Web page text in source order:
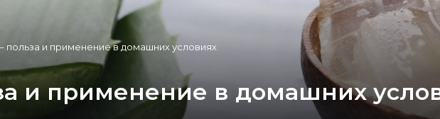
польза и применение в домашних условиях
и применение в домашних